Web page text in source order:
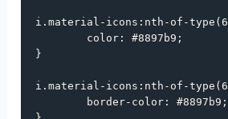
i .material-icons : nth-of-type (6
color : #8897b9 ;
}
i .material-icons : nth-of-type (6
border-color : #8897b9 ;